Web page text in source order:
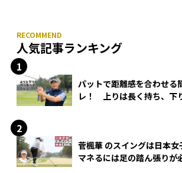
人気記事ランキング
パットで距離感を合わせる
レ！ 上りは長く持ち、下
菅楓華 のスイングは日本
マネるには足の踏ん張りが